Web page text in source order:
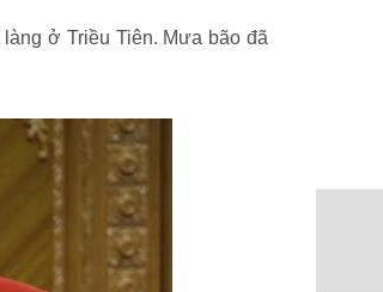
ở Triều Tiên. Mưa bão đã